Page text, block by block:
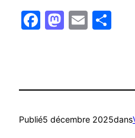
Facebook
Email
Publié5 décembre 2025dans